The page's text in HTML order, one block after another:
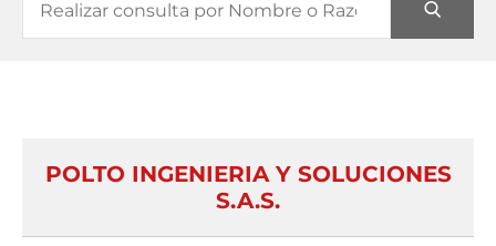
POLTO INGENIERIA Y SOLUCIONES
S.A.S.